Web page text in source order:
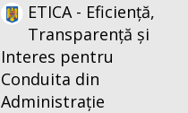
ETICA - Eficiență,
Transparență și
Interes pentru
Conduita din
Administrație